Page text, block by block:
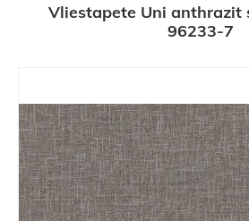
Vliestapete Uni anthrazit
96233-7